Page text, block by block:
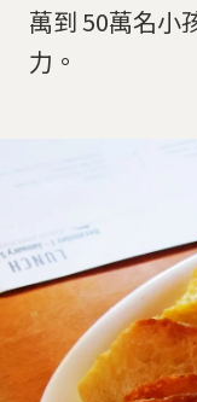
萬到 50萬名小
力。